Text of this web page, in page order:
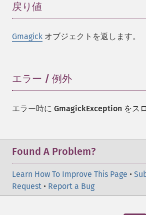
戻り値
Gmagick オブジェクトを返します。
エラー / 例外
エラー時に GmagickException をス
Found A Problem?
Learn How To Improve This Page •
Request • Report a Bug
blurimage
charcoalimage
compositeimage
cropimage
deconstructimages
destroy
drawimage